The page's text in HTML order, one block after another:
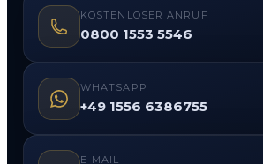
KOSTENLOSER ANRUF
0800 1553 5546
WHATSAPP
+49 1556 6386755
E-MAIL